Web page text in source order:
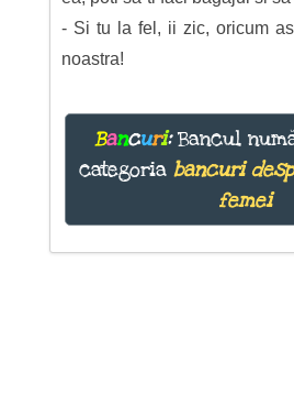
- Si tu la fel, ii zic, oricum
noastra!
Bancuri:Bancul
categoria bancuri
femei